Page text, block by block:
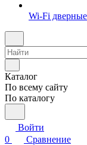
Wi-Fi
Каталог
По всему сайту
По каталогу
Войти
0
Сравнение